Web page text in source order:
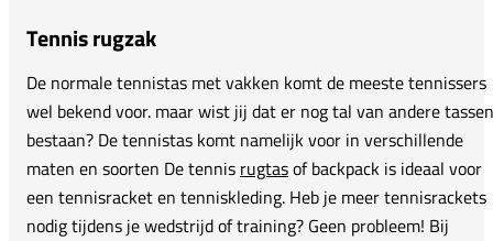
Tennis rugzak
De normale tennistas met vakken komt de meeste tennissers
wel bekend voor. maar wist jij dat er nog tal van andere tassen
bestaan? De tennistas komt namelijk voor in verschillende
maten en soorten De tennis rugtasof backpack is ideaal voor
een tennisracket en tenniskleding. Heb je meer tennisrackets
nodig tijdens je wedstrijd of training? Geen probleem! Bij